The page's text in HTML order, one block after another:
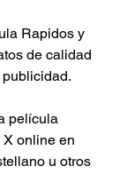
Rapidos y
de calidad
película
online en
u otros